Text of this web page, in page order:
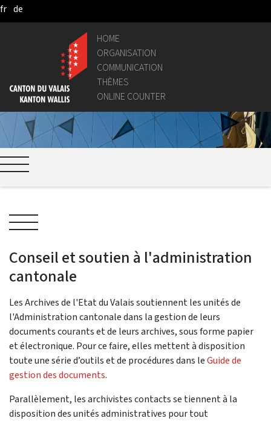
Skip to Main Content
fr de
HOME
ORGANISATION
COMMUNICATION
THÈMES
ONLINE COUNTER
Conseil et soutien à l'administration
cantonale
Les Archives de l'Etat du Valais soutiennent les unités de
l'Administration cantonale dans la gestion de leurs
documents courants et de leurs archives, sous forme papier
et électronique. Pour ce faire, elles mettent à disposition
toute une série d’outils et de procédures dans leGuide de
gestion des documents.
Parallèlement, les archivistes contacts se tiennent à la
disposition des unités administratives pour tout